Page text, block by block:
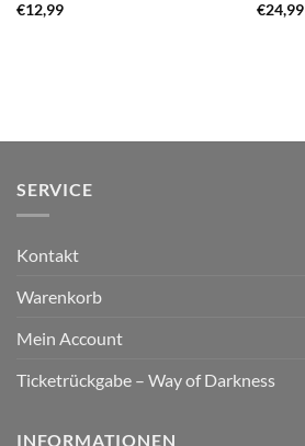
€12,99 €24,99
SERVICE
Kontakt
Warenkorb
Mein Account
Ticketrückgabe – Way of Darkness
INFORMATIONEN